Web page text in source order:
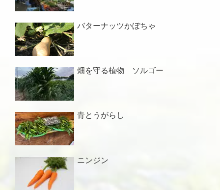
バターナッツかぼちゃ
畑を守る植物 ソルゴー
青とうがらし
ニンジン